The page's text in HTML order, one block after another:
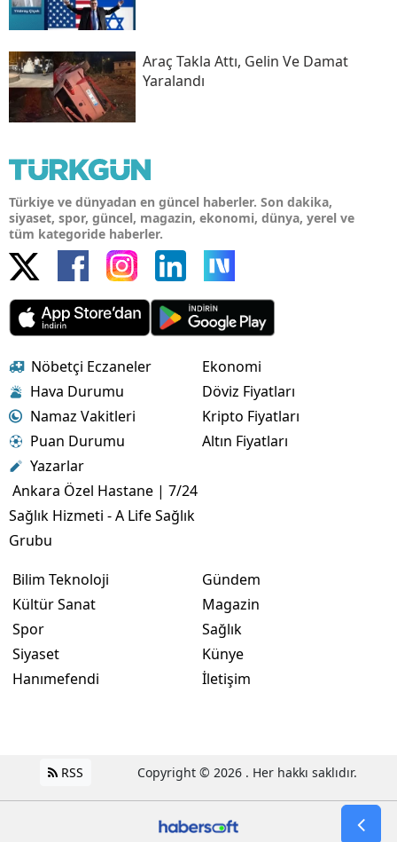
Araç Takla Attı, Gelin Ve Damat
Yaralandı
Türkiye ve dünyadan en güncel haberler. Son dakika,
siyaset, spor, güncel, magazin, ekonomi, dünya, yerel ve
tüm kategoride haberler.
Nöbetçi Eczaneler
Hava Durumu
Namaz Vakitleri
Puan Durumu
Yazarlar
Ankara Özel Hastane | 7/24
Sağlık Hizmeti - A Life Sağlık
Grubu
Ekonomi
Döviz Fiyatları
Kripto Fiyatları
Altın Fiyatları
Bilim Teknoloji
Kültür Sanat
Spor
Siyaset
Hanımefendi
Gündem
Magazin
Sağlık
Künye
İletişim
RSS Copyright © 2026 . Her hakkı saklıdır.